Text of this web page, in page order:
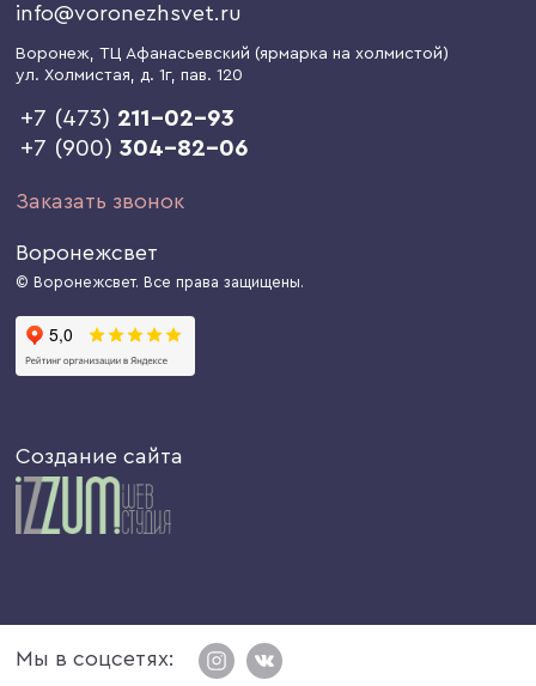
info@voronezhsvet.ru
Воронеж, ТЦ Афанасьевский (ярмарка на холмистой)
ул. Холмистая, д. 1г, пав. 120
+7 (473) 211-02-93
+7 (900)304-82-06
Заказать звонок
Воронежсвет
© Воронежсвет. Все права защищены.
Создание сайта
Мы в соцсетях: